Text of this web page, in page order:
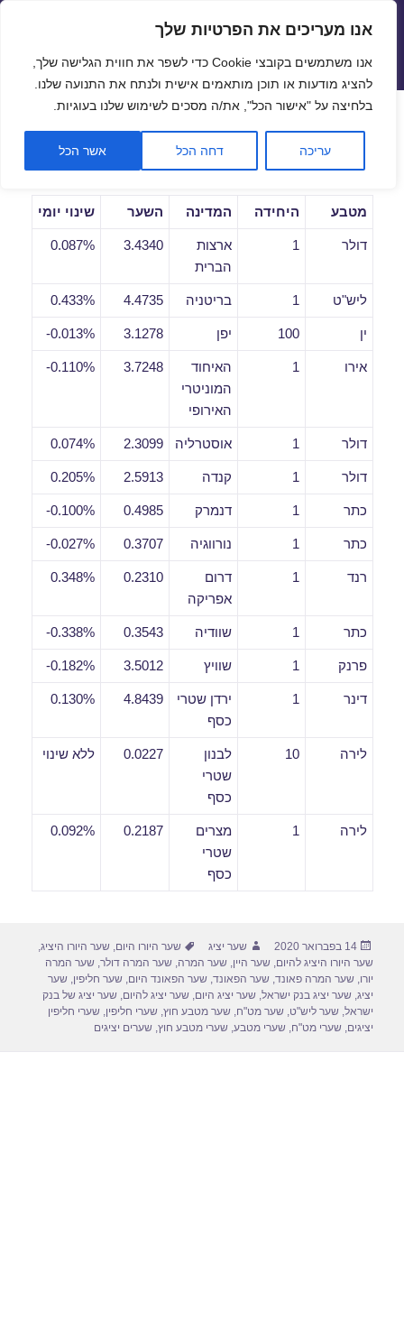
פתח
אנו מעריכים את הפרטיות שלך
אנו משתמשים בקובצי Cookie כדי לשפר את חווית הגלישה שלך,
להציג מודעות או תוכן מותאמים אישית ולנתח את התנועה שלנו.
בלחיצה על "אישור הכל", את/ה מסכים לשימוש שלנו בעוגיות.
עריכה דחה הכל אשר הכל
שערי חליפין יציגים – שער יציג
תפריטים
ווידג'טים
שערי חליפין יומיים לתאריך
14/02/2020
מטבע היחידה המדינה השער שינוי יומי
דולר 1
ארצות
הברית
3.4340
0.087%
ליש"ט 1 בריטניה 4.4735
0.433%
ין 100 יפן 3.1278
0.013%-
אירו 1
האיחוד
המוניטרי
האירופי
3.7248
0.110%-
דולר 1 אוסטרליה 2.3099
0.074%
דולר 1 קנדה 2.5913
0.205%
כתר 1 דנמרק 0.4985
0.100%-
כתר 1 נורווגיה 0.3707
0.027%-
רנד 1
דרום
אפריקה
0.2310
0.348%
כתר 1 שוודיה 0.3543
0.338%-
פרנק 1 שוויץ 3.5012
0.182%-
דינר 1
ירדן שטרי
כסף
4.8439
0.130%
לירה 10
לבנון
שטרי
כסף
0.0227 ללא שינוי
לירה 1
מצרים
שטרי
כסף
0.2187
0.092%
פורסם
בתאריך
14 בפברואר 2020 מחבר
שער יציג תגיות
שער היורו היום,שער היורו היציג,
שער היורו היציג להיום,שער היין,שער המרה,שער המרה דולר,שער המרה
יורו,שער המרה פאונד,שער הפאונד,שער הפאונד היום,שער חליפין,שער
יציג,שער יציג בנק ישראל,שער יציג היום,שער יציג להיום,שער יציג של בנק
ישראל,שער ליש"ט,שער מט"ח,שער מטבע חוץ,שערי חליפין,שערי חליפין
יציגים,שערי מט"ח,שערי מטבע,שערי מטבע חוץ,שערים יציגים